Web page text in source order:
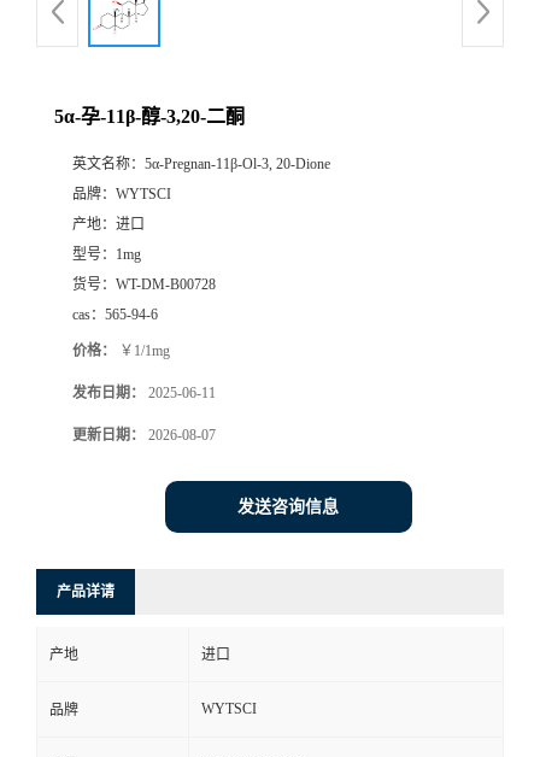
5α-孕-11β-醇-3,20-二酮
英文名称： 5α-Pregnan-11β-Ol-3, 20-Dione
品牌： WYTSCI
产地： 进口
型号： 1mg
货号： WT-DM-B00728
cas： 565-94-6
价格： ￥1/1mg
发布日期： 2025-06-11
更新日期： 2026-08-07
发送咨询信息
产品详请
产地 进口
品牌 WYTSCI